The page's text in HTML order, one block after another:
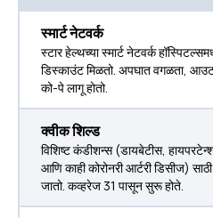
स्मार्ट नेटवर्क
स्टार हेल्थच्या स्मार्ट नेटवर्क
डिस्काउंट मिळतो. अपघात वगळता,
को-पे लागू होतो.
क्वीक शिल्ड
विशिष्ट कंडीशन्स (डायबेटीस,
आणि काही कोरोनरी आर्टरी डिसीज)
जातो. कव्हरेज 31 पासून सुरू होते.